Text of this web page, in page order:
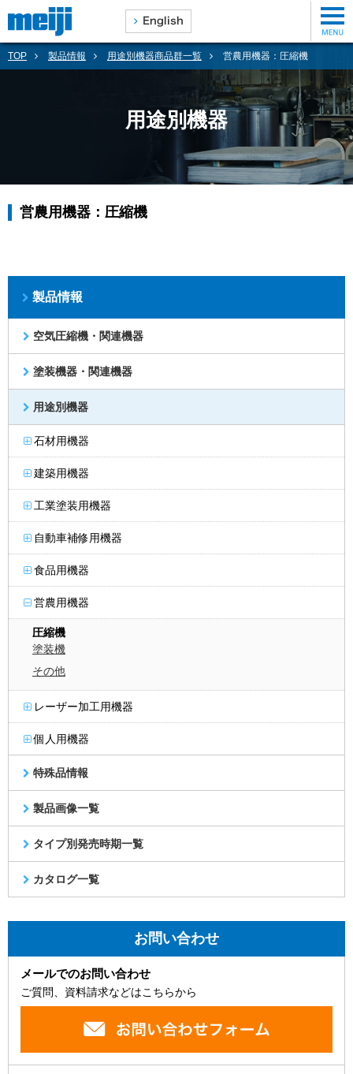
TOP 製品情報 用途別機器商品群一覧 営農用機器：圧縮機
用途別機器
営農用機器：圧縮機
製品情報
空気圧縮機・関連機器
塗装機器・関連機器
用途別機器
石材用機器
建築用機器
工業塗装用機器
自動車補修用機器
食品用機器
営農用機器
圧縮機
塗装機
その他
レーザー加工用機器
個人用機器
特殊品情報
製品画像一覧
タイプ別発売時期一覧
カタログ一覧
お問い合わせ
メールでのお問い合わせ
ご質問、資料請求などはこちらから